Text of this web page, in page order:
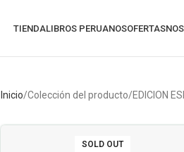
TIENDALIBROS PERUANOSOFERTAS
Inicio Colección del producto EDICION
SOLD OUT